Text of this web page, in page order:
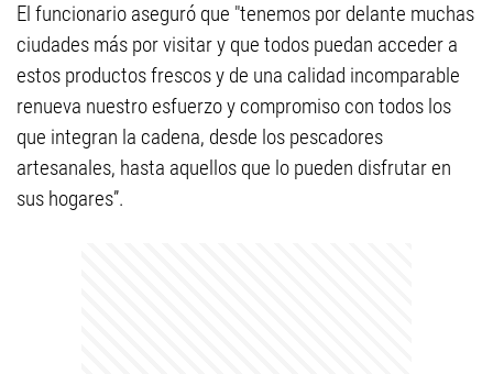
El funcionario aseguró que "tenemos por delante muchas
ciudades más por visitar y que todos puedan acceder a
estos productos frescos y de una calidad incomparable
renueva nuestro esfuerzo y compromiso con todos los
que integran la cadena, desde los pescadores
artesanales, hasta aquellos que lo pueden disfrutar en
sus hogares”.